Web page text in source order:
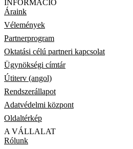
INFORMÁCIÓ
Áraink
Vélemények
Partnerprogram
Oktatási célú partneri kapcsolat
Ügynökségi címtár
Útiterv (angol)
Rendszerállapot
Adatvédelmi központ
Oldaltérkép
A VÁLLALAT
Rólunk